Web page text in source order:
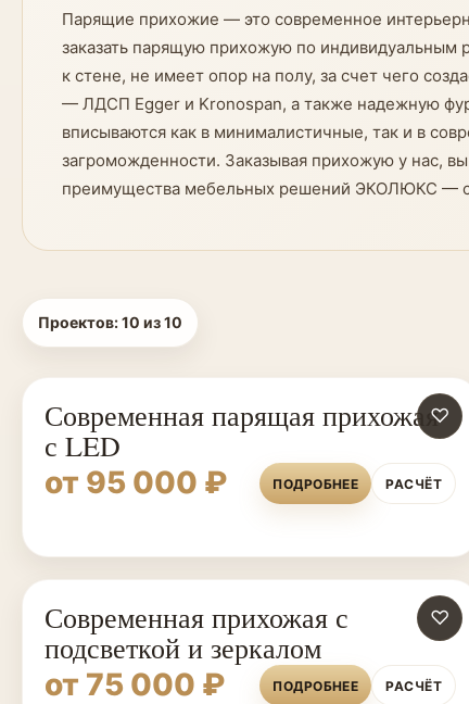
Парящие прихожие — это современное
заказать парящую прихожую по индивидуальным
к стене, не имеет опор на полу, за счет чего
— ЛДСП Egger и Kronospan, а также надежную
вписываются как в минималистичные, так и в
загроможденности. Заказывая прихожую у нас,
преимущества мебельных решений ЭКОЛЮКС —
Проектов:10 из10
♡
Современная парящая прихожая
с LED
от 95 000 ₽
ПОДРОБНЕЕ РАСЧЁТ
♡
Современная прихожая с
подсветкой и зеркалом
от 75 000 ₽
ПОДРОБНЕЕ РАСЧЁТ